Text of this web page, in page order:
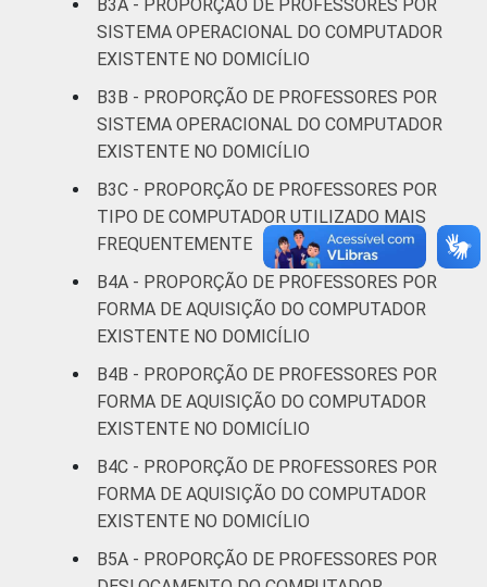
DEPENDÊNCIA
ADMINISTRATIVA
Pública
Municipal
95
Pública
Estadual
97
Total —
Públicas
96
Particular 98 85
SÉRIE
4ª série / 5º
ano do
Ensino
Fundamental
ano do
Ensino
Fundamental
98
2º ano do
B3A - PROPORÇÃO DE PROFESSORES POR
SISTEMA OPERACIONAL DO COMPUTADOR
EXISTENTE NO DOMICÍLIO
B3B - PROPORÇÃO DE PROFESSORES POR
SISTEMA OPERACIONAL DO COMPUTADOR
EXISTENTE NO DOMICÍLIO
B3C - PROPORÇÃO DE PROFESSORES POR
TIPO DE COMPUTADOR UTILIZADO MAIS
FREQUENTEMENTE
B4A - PROPORÇÃO DE PROFESSORES POR
FORMA DE AQUISIÇÃO DO COMPUTADOR
EXISTENTE NO DOMICÍLIO
B4B - PROPORÇÃO DE PROFESSORES POR
FORMA DE AQUISIÇÃO DO COMPUTADOR
EXISTENTE NO DOMICÍLIO
B4C - PROPORÇÃO DE PROFESSORES POR
FORMA DE AQUISIÇÃO DO COMPUTADOR
EXISTENTE NO DOMICÍLIO
B5A - PROPORÇÃO DE PROFESSORES POR